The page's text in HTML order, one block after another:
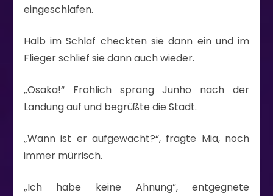
eingeschlafen.
Halb im Schlaf checkten sie dann ein und im
Flieger schlief sie dann auch wieder.
„Osaka!“ Fröhlich sprang Junho nach der
Landung auf und begrüßte die Stadt.
„Wann ist er aufgewacht?“, fragte Mia, noch
immer mürrisch.
„Ich habe keine Ahnung“, entgegnete